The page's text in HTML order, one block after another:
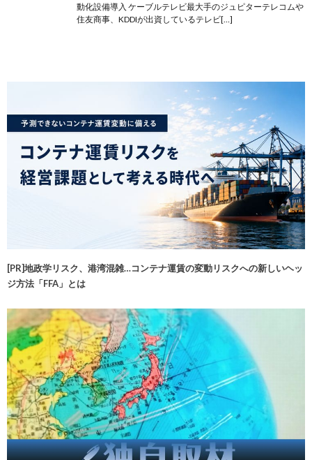
動化設備導入 ケーブルテレビ最大手のジュピターテレコムや
住友商事、KDDIが出資しているテレビ[…]
[PR]地政学リスク、港湾混雑…コンテナ運賃の変動リスクへの新しいヘッ
ジ方法「FFA」とは